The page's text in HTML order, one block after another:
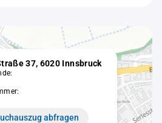
37, 6020 Innsbruck
abfragen